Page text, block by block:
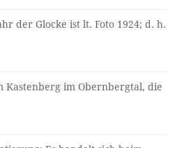
der Glocke ist lt. Foto 1924; d. h.
Kastenberg im Obernbergtal, die